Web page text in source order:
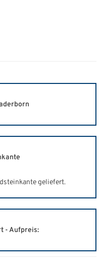
geliefert.
- Aufpreis: